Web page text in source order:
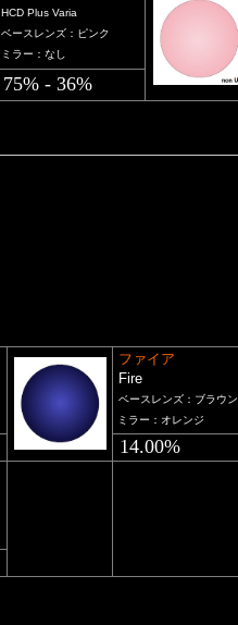
HCD Plus Varia
ベースレンズ：ピンク
ミラー：なし
75% - 36%
ファイア
Fire
ベースレンズ：ブラウン
ミラー：オレンジ
14.00%